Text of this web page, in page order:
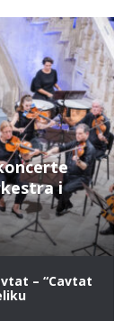
i
– “Cavtat